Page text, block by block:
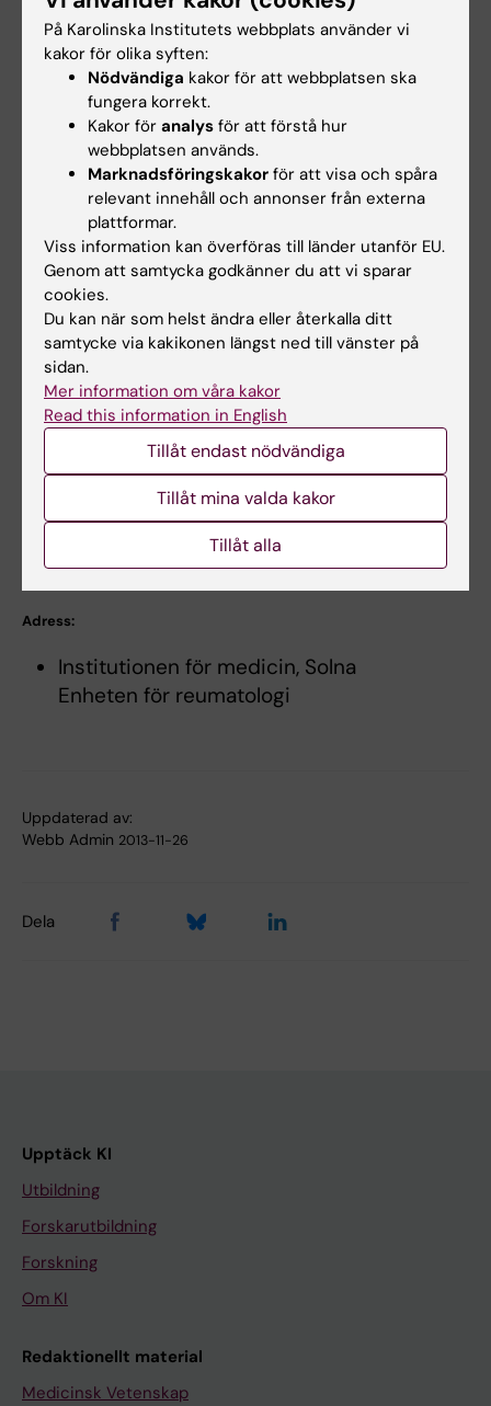
(Studien av Raychauduri et al)
Arbete:
08-517 765 60
070-359 86 65
Leonid.Padyukov@ki.se
Adress:
Institutionen för medicin, Solna
Enheten för reumatologi
Med dr Vivianne Malmström
(Studien av Hiba Mahdi et al)
Arbete:
E-post:
Vivianne.Malmstrom@ki.se
Adress:
Institutionen för medicin, Solna
Enheten för reumatologi
Uppdaterad av:
Webb Admin 2013-11-26
Dela
Upptäck KI
Utbildning
Forskarutbildning
Forskning
Om KI
Redaktionellt material
Medicinsk Vetenskap
På Karolinska Institutets webbplats använder vi
kakor för olika syften:
Nödvändiga kakor för att webbplatsen ska
fungera korrekt.
Kakor för analys för att förstå hur
webbplatsen används.
Marknadsföringskakor för att visa och spåra
relevant innehåll och annonser från externa
plattformar.
Viss information kan överföras till länder utanför EU.
Genom att samtycka godkänner du att vi sparar
cookies.
Du kan när som helst ändra eller återkalla ditt
samtycke via kakikonen längst ned till vänster på
sidan.
Mer information om våra kakor
Read this information in English
Tillåt endast nödvändiga
Tillåt mina valda kakor
Tillåt alla